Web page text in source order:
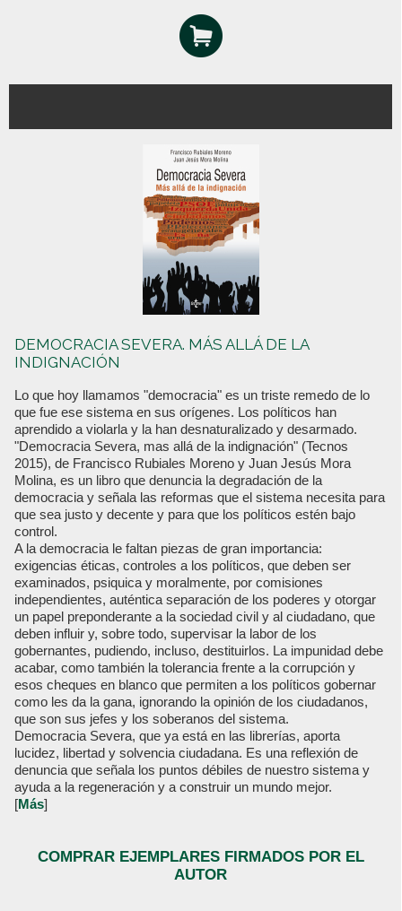
DEMOCRACIA SEVERA. MÁS ALLÁ DE LA
INDIGNACIÓN
Lo que hoy llamamos "democracia" es un triste remedo de lo
que fue ese sistema en sus orígenes. Los políticos han
aprendido a violarla y la han desnaturalizado y desarmado.
"Democracia Severa, mas allá de la indignación" (Tecnos
2015), de Francisco Rubiales Moreno y Juan Jesús Mora
Molina, es un libro que denuncia la degradación de la
democracia y señala las reformas que el sistema necesita para
que sea justo y decente y para que los políticos estén bajo
control.
A la democracia le faltan piezas de gran importancia:
exigencias éticas, controles a los políticos, que deben ser
examinados, psiquica y moralmente, por comisiones
independientes, auténtica separación de los poderes y otorgar
un papel preponderante a la sociedad civil y al ciudadano, que
deben influir y, sobre todo, supervisar la labor de los
gobernantes, pudiendo, incluso, destituirlos. La impunidad debe
acabar, como también la tolerancia frente a la corrupción y
esos cheques en blanco que permiten a los políticos gobernar
como les da la gana, ignorando la opinión de los ciudadanos,
que son sus jefes y los soberanos del sistema.
Democracia Severa, que ya está en las librerías, aporta
lucidez, libertad y solvencia ciudadana. Es una reflexión de
denuncia que señala los puntos débiles de nuestro sistema y
ayuda a la regeneración y a construir un mundo mejor.
[Más]
COMPRAR EJEMPLARES FIRMADOS POR EL
AUTOR